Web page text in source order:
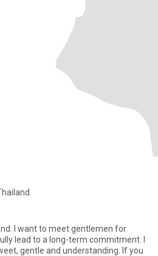
I want to meet gentlemen for
gentle and understanding. If you